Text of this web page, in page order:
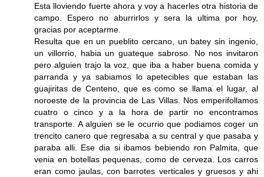
Esta lloviendo fuerte ahora y voy a hacerles otra historia de
campo. Espero no aburrirlos y sera la ultima por hoy,
gracias por aceptarme.
Resulta que en un pueblito cercano, un batey sin ingenio,
un villorrio, habia un guateque sabroso. No nos invitaron
pero alguien trajo la voz, que iba a haber buena comida y
parranda y ya sabiamos lo apetecibles que estaban las
guajiritas de Centeno, que es como se llama el lugar, al
noroeste de la provincia de Las Villas. Nos emperifollamos
cuatro o cinco y a la hora de partir no encontramos
transporte. A alguien se le ocurrio que podiamos coger un
trencito canero que regresaba a su central y que pasaba y
paraba alli. Ese dia si ibamos bebiendo ron Palmita, que
venia en botellas pequenas, como de cerveza. Los carros
eran como jaulas, con barrotes verticales y gruesos y ahi